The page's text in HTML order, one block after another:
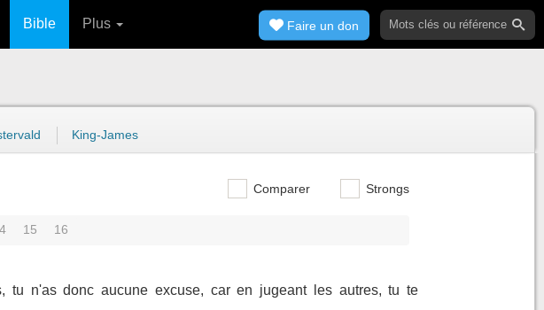
Bible Plus Faire un don
King-James
Comparer Strongs
15 16
tu n'as donc aucune excuse, car en jugeant les autres, tu te